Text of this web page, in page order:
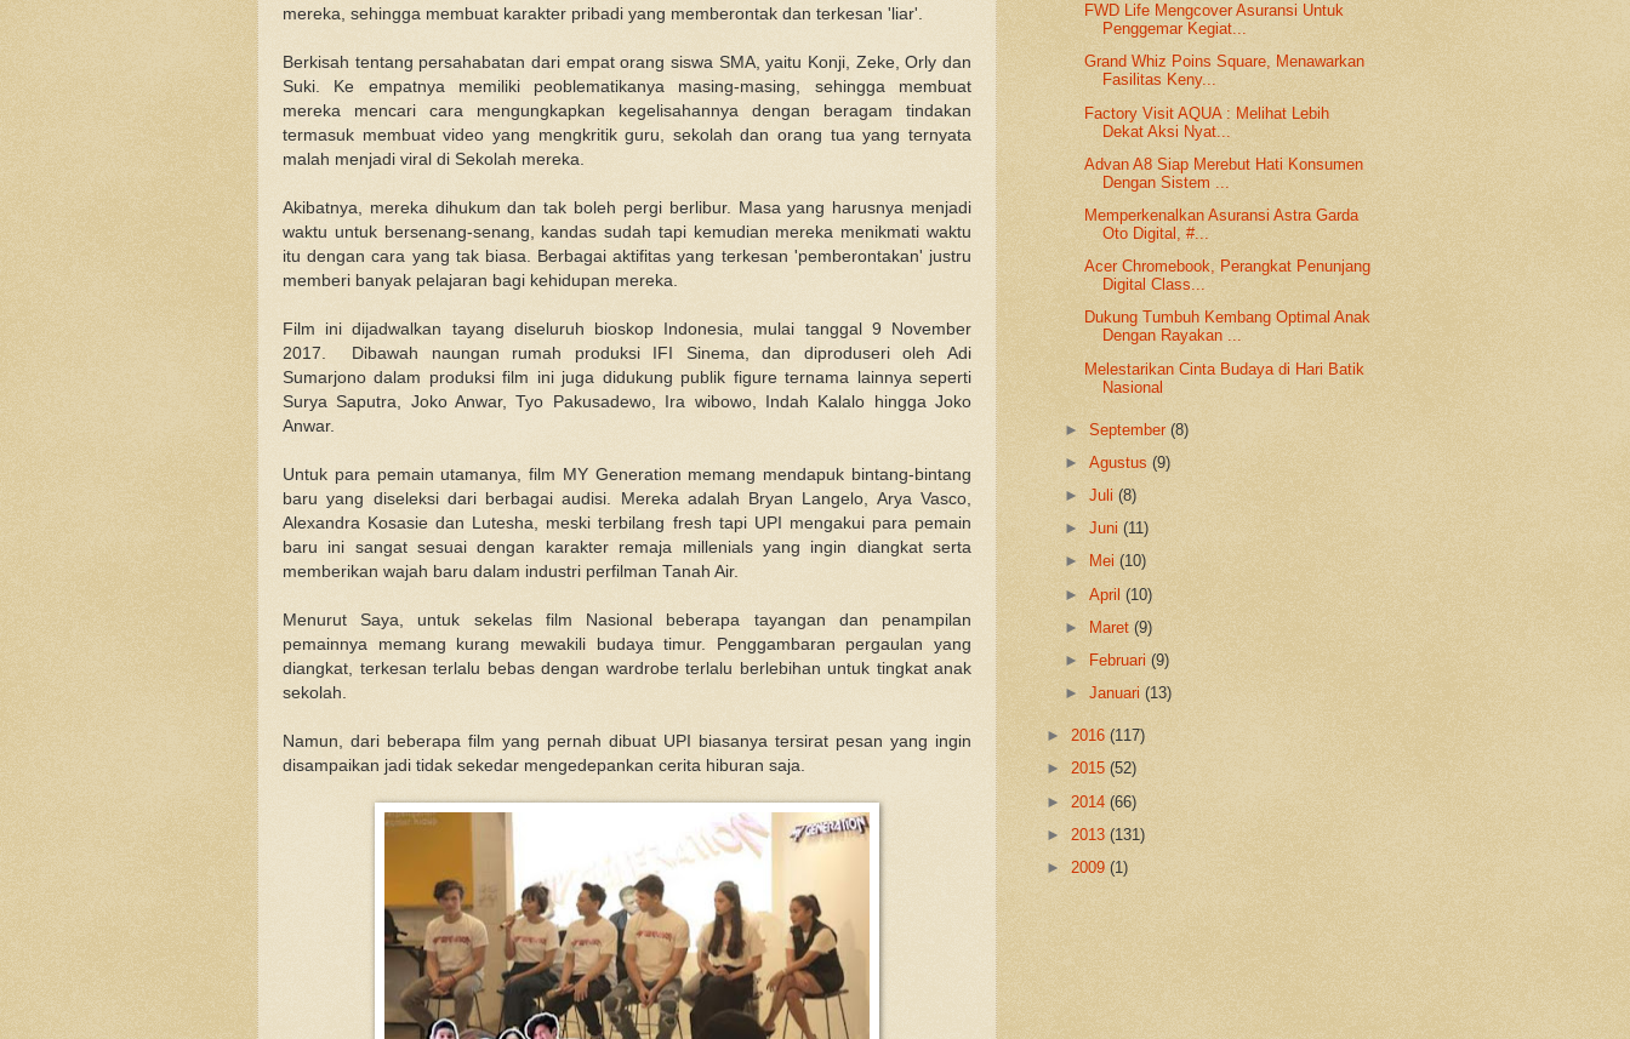
mereka, sehingga membuat karakter pribadi yang memberontak dan terkesan 'liar'.
Berkisah tentang persahabatan dari empat orang siswa SMA, yaitu Konji, Zeke, Orly dan
Suki. Ke empatnya memiliki peoblematikanya masing-masing, sehingga membuat
mereka mencari cara mengungkapkan kegelisahannya dengan beragam tindakan
termasuk membuat video yang mengkritik guru, sekolah dan orang tua yang ternyata
malah menjadi viral di Sekolah mereka.
Akibatnya, mereka dihukum dan tak boleh pergi berlibur. Masa yang harusnya menjadi
waktu untuk bersenang-senang, kandas sudah tapi kemudian mereka menikmati waktu
itu dengan cara yang tak biasa. Berbagai aktifitas yang terkesan 'pemberontakan' justru
memberi banyak pelajaran bagi kehidupan mereka.
Film ini dijadwalkan tayang diseluruh bioskop Indonesia, mulai tanggal 9 November
2017. Dibawah naungan rumah produksi IFI Sinema, dan diproduseri oleh Adi
Sumarjono dalam produksi film ini juga didukung publik figure ternama lainnya seperti
Surya Saputra, Joko Anwar, Tyo Pakusadewo, Ira wibowo, Indah Kalalo hingga Joko
Anwar.
Untuk para pemain utamanya, film MY Generation memang mendapuk bintang-bintang
baru yang diseleksi dari berbagai audisi. Mereka adalah Bryan Langelo, Arya Vasco,
Alexandra Kosasie dan Lutesha, meski terbilang fresh tapi UPI mengakui para pemain
baru ini sangat sesuai dengan karakter remaja millenials yang ingin diangkat serta
memberikan wajah baru dalam industri perfilman Tanah Air.
Menurut Saya, untuk sekelas film Nasional beberapa tayangan dan penampilan
pemainnya memang kurang mewakili budaya timur. Penggambaran pergaulan yang
diangkat, terkesan terlalu bebas dengan wardrobe terlalu berlebihan untuk tingkat anak
sekolah.
Namun, dari beberapa film yang pernah dibuat UPI biasanya tersirat pesan yang ingin
disampaikan jadi tidak sekedar mengedepankan cerita hiburan saja.
FWD Life Mengcover Asuransi Untuk
Penggemar Kegiat...
Grand Whiz Poins Square, Menawarkan
Fasilitas Keny...
Factory Visit AQUA : Melihat Lebih
Dekat Aksi Nyat...
Advan A8 Siap Merebut Hati Konsumen
Dengan Sistem ...
Memperkenalkan Asuransi Astra Garda
Oto Digital, #...
Acer Chromebook, Perangkat Penunjang
Digital Class...
Dukung Tumbuh Kembang Optimal Anak
Dengan Rayakan ...
Melestarikan Cinta Budaya di Hari Batik
Nasional
►September(8)
►Agustus(9)
►Juli(8)
►Juni(11)
►
Mei(10)
►April(10)
►
Maret(9)
►
Februari(9)
►Januari(13)
► 2016 (117)
► 2015 (52)
► 2014 (66)
► 2013 (131)
► 2009 (1)